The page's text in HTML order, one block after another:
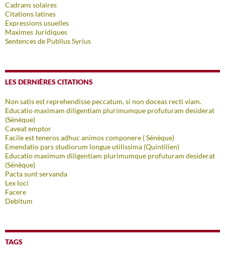
Cadrans solaires
Citations latines
Expressions usuelles
Maximes Juridiques
Sentences de Publius Syrius
LES DERNIÈRES CITATIONS
Non satis est reprehendisse peccatum, si non doceas recti viam.
Educatio maximam diligentiam plurimumque profuturam desiderat
(Sénèque)
Caveat emptor
Facile est teneros adhuc animos componere ( Sénèque)
Emendatio pars studiorum longue utilissima (Quintilien)
Educatio maximum diligentiam plurimumque profuturam desiderat
(Sénèque)
Pacta sunt servanda
Lex loci
Facere
Debitum
TAGS